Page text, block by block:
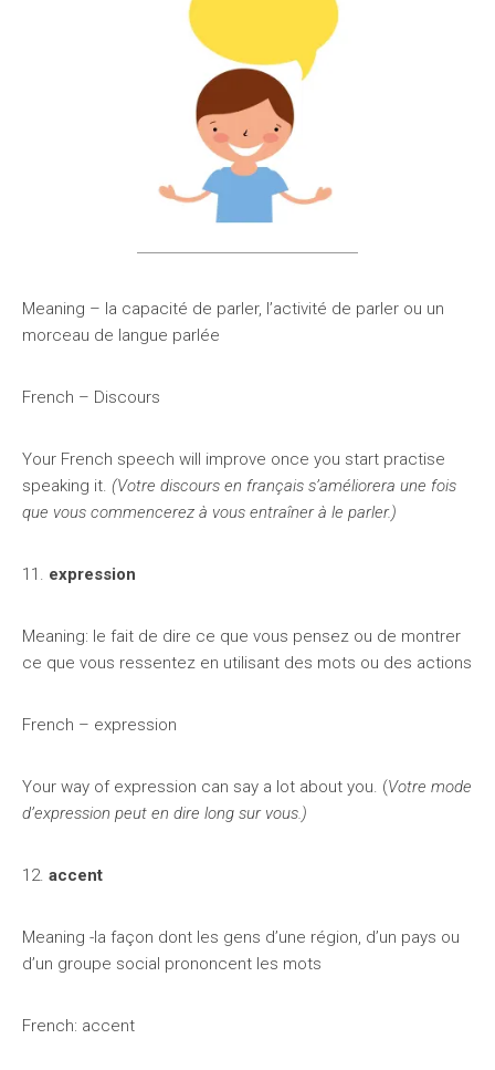
Meaning – la capacité de parler, l’activité de parler ou un
morceau de langue parlée
French – Discours
Your French speech will improve once you start practise
speaking it. (Votre discours en français s’améliorera une fois
que vous commencerez à vous entraîner à le parler.)
11. expression
Meaning: le fait de dire ce que vous pensez ou de montrer
ce que vous ressentez en utilisant des mots ou des actions
French – expression
Your way of expression can say a lot about you. (Votre mode
d’expression peut en dire long sur vous.)
12. accent
Meaning -la façon dont les gens d’une région, d’un pays ou
d’un groupe social prononcent les mots
French: accent